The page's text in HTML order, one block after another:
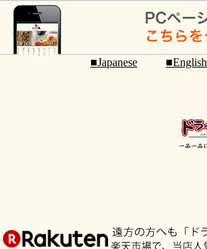
■Japanese ■English